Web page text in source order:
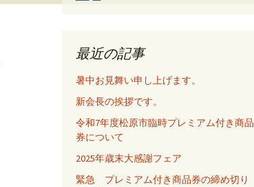
最近の記事
暑中お見舞い申し上げます。
新会長の挨拶です。
令和7年度松原市臨時プレミアム付き商品
券について
2025年歳末大感謝フェア
緊急 プレミアム付き商品券の締め切り